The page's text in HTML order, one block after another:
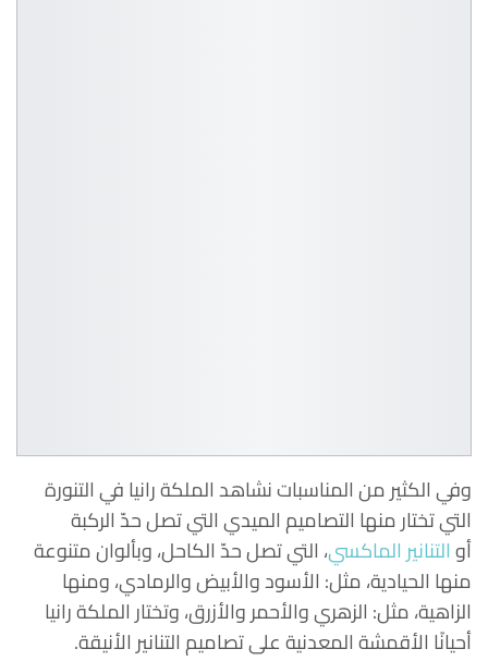
وفي الكثير من المناسبات نشاهد الملكة رانيا في التنورة
التي تختار منها التصاميم الميدي التي تصل حدّ الركبة
أوالتنانير الماكسي، التي تصل حدّ الكاحل، وبألوان متنوعة
منها الحيادية، مثل: الأسود والأبيض والرمادي، ومنها
الزاهية، مثل: الزهري والأحمر والأزرق، وتختار الملكة رانيا
أحيانًا الأقمشة المعدنية على تصاميم التنانير الأنيقة.